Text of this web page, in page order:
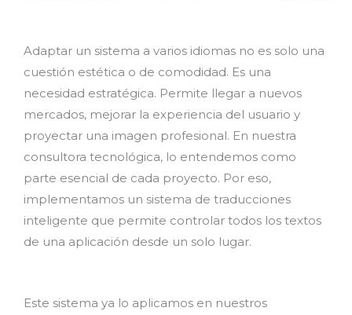
Adaptar un sistema a varios idiomas no es solo una
cuestión estética o de comodidad. Es una
necesidad estratégica. Permite llegar a nuevos
mercados, mejorar la experiencia del usuario y
proyectar una imagen profesional. En nuestra
consultora tecnológica, lo entendemos como
parte esencial de cada proyecto. Por eso,
implementamos un sistema de traducciones
inteligente que permite controlar todos los textos
de una aplicación desde un solo lugar.
Este sistema ya lo aplicamos en nuestros